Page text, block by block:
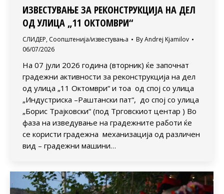
ИЗВЕСТУВАЊЕ ЗА РЕКОНСТРУКЦИЈА НА ДЕЛ
ОД УЛИЦА „11 ОКТОМВРИ“
СЛИДЕР, Соопштенија/известувања ByAndrej Kjamilov
06/07/2026
На 07 јули 2026 година (вторник) ќе започнат
градежни активности за реконструкција на дел
од улица „11 Октомври“ и тоа од спој со улица
„Индустриска –Раштански пат“, до спој со улица
„Борис Трајковски“ (под Трговскиот центар ) Во
фаза на изведување на градежните работи ќе
се користи градежна механизација од различен
вид – градежни машини…